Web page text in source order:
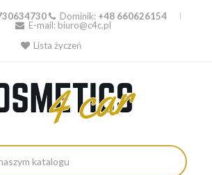
Dominik: +48 660626154
E-mail: biuro@c4c.pl
Lista życzeń